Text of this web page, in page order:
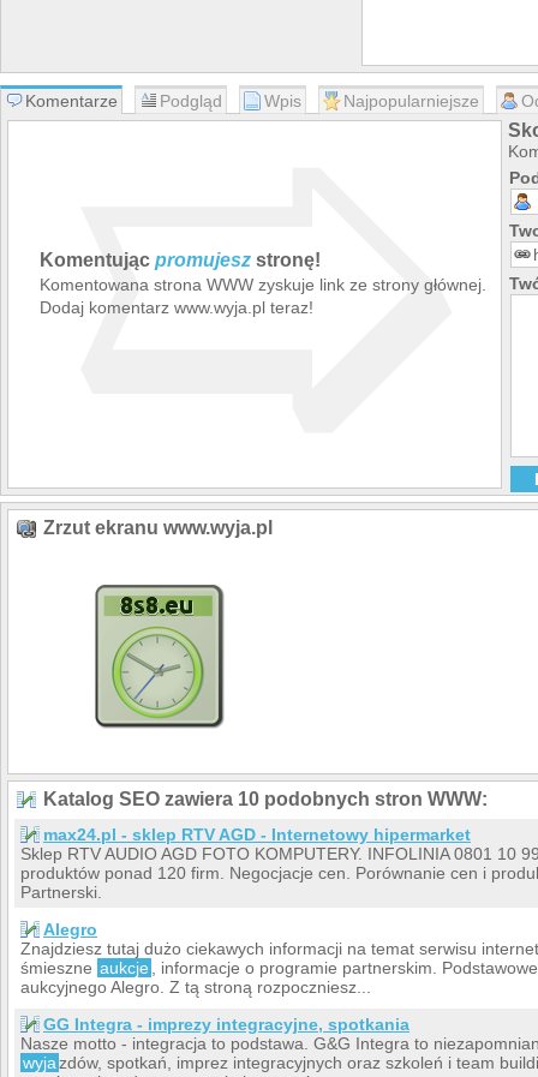
Komentarze Podgląd Wpis Najpopularniejsze
Komentując promujesz stronę!
Komentowana strona WWW zyskuje link ze strony głównej.
Dodaj komentarz www.wyja.pl teraz!
➯
Zrzut ekranu www.wyja.pl
Katalog SEO zawiera 10 podobnych stron WWW:
max24.pl - sklep RTV AGD - Internetowy hipermarket
Sklep RTV AUDIO AGD FOTO KOMPUTERY. INFOLINIA 0801 10
produktów ponad 120 firm. Negocjacje cen. Porównanie cen i
Partnerski.
Alegro
Znajdziesz tutaj dużo ciekawych informacji na temat serwisu
śmieszne aukcje
, informacje o programie partnerskim.
aukcyjnego Alegro. Z tą stroną rozpoczniesz...
GG Integra - imprezy integracyjne, spotkania
Nasze motto - integracja to podstawa. G&G Integra to
wyjazdów, spotkań, imprez integracyjnych oraz szkoleń i team